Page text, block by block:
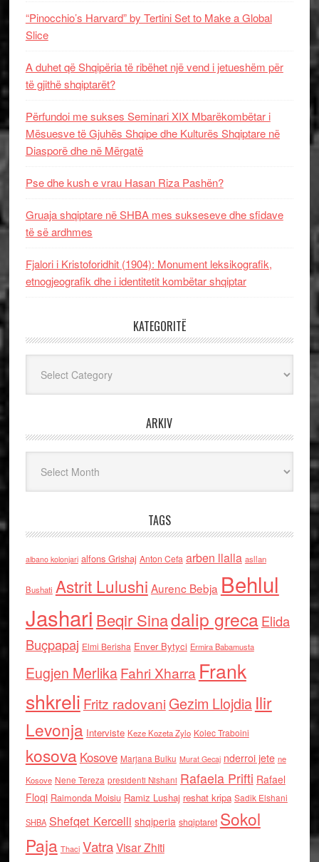
“Pinocchio’s Harvard” by Tertini Set to Make a Global
Slice
A duhet që Shqipëria të ribëhet një vend i jetueshëm për
të gjithë shqiptarët?
Përfundoi me sukses Seminari XIX Mbarëkombëtar i
Mësuesve të Gjuhës Shqipe dhe Kulturës Shqiptare në
Diasporë dhe në Mërgatë
Pse dhe kush e vrau Hasan Riza Pashën?
Gruaja shqiptare në SHBA mes sukseseve dhe sfidave
të së ardhmes
Fjalori i Kristoforidhit (1904): Monument leksikografik,
etnogjeografik dhe i identitetit kombëtar shqiptar
KATEGORITË
ARKIV
TAGS
albano kolonjari alfons Grishaj Anton Cefa arben llalla asllan
Bushati Astrit Lulushi Aurenc Bebja Behlul
Jashari Beqir Sinadalip grecaElida
Buçpapaj Elmi Berisha Enver Bytyci Ermira Babamusta
Eugjen MerlikaFahri Xharra Frank
shkreli Fritz radovaniGezim Llojdia Ilir
Levonja Interviste Keze Kozeta Zylo Kolec Traboini
kosova Kosove Marjana Bulku Murat Gecaj nderroi jete ne
Kosove Nene Tereza presidenti Nishani Rafaela Prifti Rafael
Floqi Raimonda Moisiu Ramiz Lushaj reshat kripa Sadik Elshani
SHBA Shefqet Kercelli shqiperia shqiptaret Sokol
Paja Thaci VatraVisar Zhiti